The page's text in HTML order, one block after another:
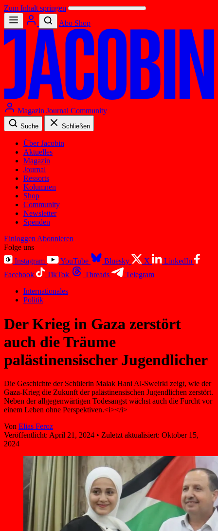
Zum Inhalt springen
Abo Shop
Magazin Journal Community
Suche Schließen
Über Jacobin
Aktuelles
Magazin
Journal
Ressorts
Kolumnen
Shop
Community
Newsletter
Spenden
Einloggen Abonnieren
Folge uns
Instagram
YouTube Bluesky X
LinkedIn
Facebook
TikTok Threads
Telegram
Internationales
Politik
Der Krieg in Gaza zerstört
auch die Träume
palästinensischer Jugendlicher
Die Geschichte der Schülerin Malak Hani Al-Sweirki zeigt, wie der
Gaza-Krieg die Zukunft der palästinensischen Jugendlichen zerstört.
Neben der allgegenwärtigen Todesangst wächst auch die Furcht vor
einem Leben ohne Perspektiven.<i></i>
Von Elias Feroz
Veröffentlicht: April 21, 2024 • Zuletzt aktualisiert: Oktober 15,
2024